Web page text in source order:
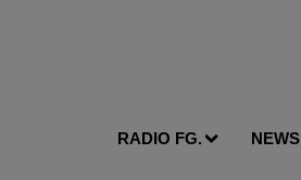
RADIO FG. NEWS